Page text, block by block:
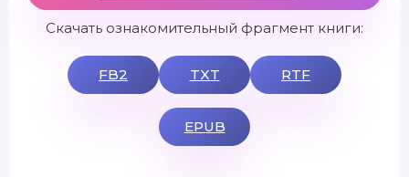
Скачать ознакомительный фрагмент книги:
FB2 TXT RTF
EPUB